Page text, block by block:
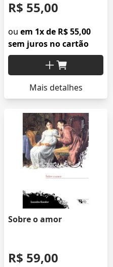
R$ 55,00
ou em 1x de R$ 55,00
sem juros no cartão
Mais detalhes
Sobre o amor
R$ 59,00